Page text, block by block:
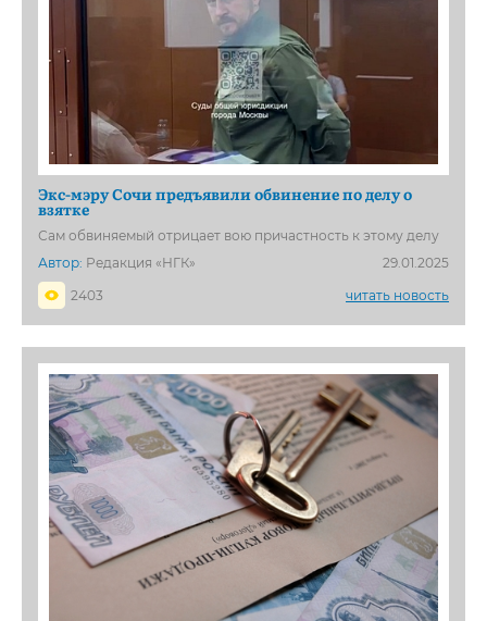
Экс-мэру Сочи предъявили обвинение по делу о
взятке
Сам обвиняемый отрицает вою причастность к этому делу
Автор: Редакция «НГК»
29.01.2025
2403
читать новость